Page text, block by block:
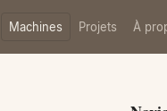
Machines Projets À